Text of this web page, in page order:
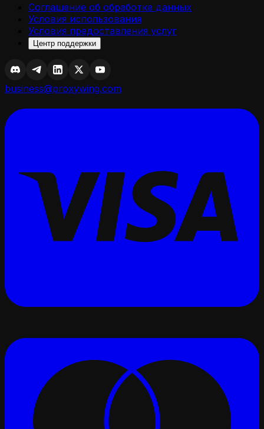
Соглашение об обработке данных
Условия использования
Условия предоставления услуг
Центр поддержки
business@proxywing.com